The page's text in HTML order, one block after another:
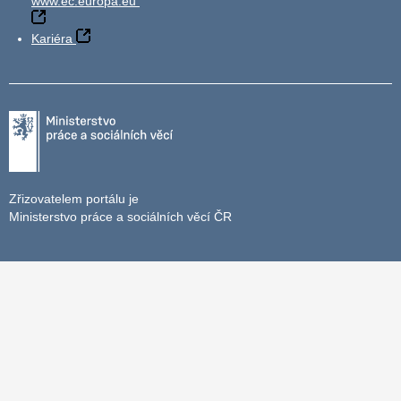
Kariéra
Zřizovatelem portálu je
Ministerstvo práce a sociálních věcí ČR